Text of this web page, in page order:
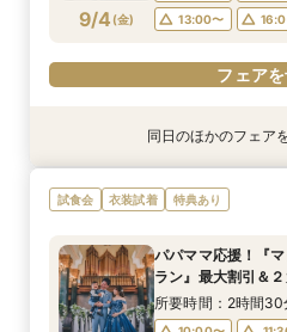
フェアを
フェアを
フェアを
フェアを
9/4 (金)
13:00〜
フェア
衣装試着 特典あり
9/4(金)
【ドレス重視オス
OFF*来館特典×無料
10:00〜
13:00〜
特典あり
9/4(金)
【少人数婚応援】
トGET！特典・試食
10:00〜
13:00〜
衣装試着 特典あり
9/4(金)
卒花オススメ◎英
150万円割引×来館
10:00〜
13:00〜
同日のほかのフェア
試食会 衣装試着 特典あり
パパママ応援！『
ラン』最大割引＆
所要時間：2時間30